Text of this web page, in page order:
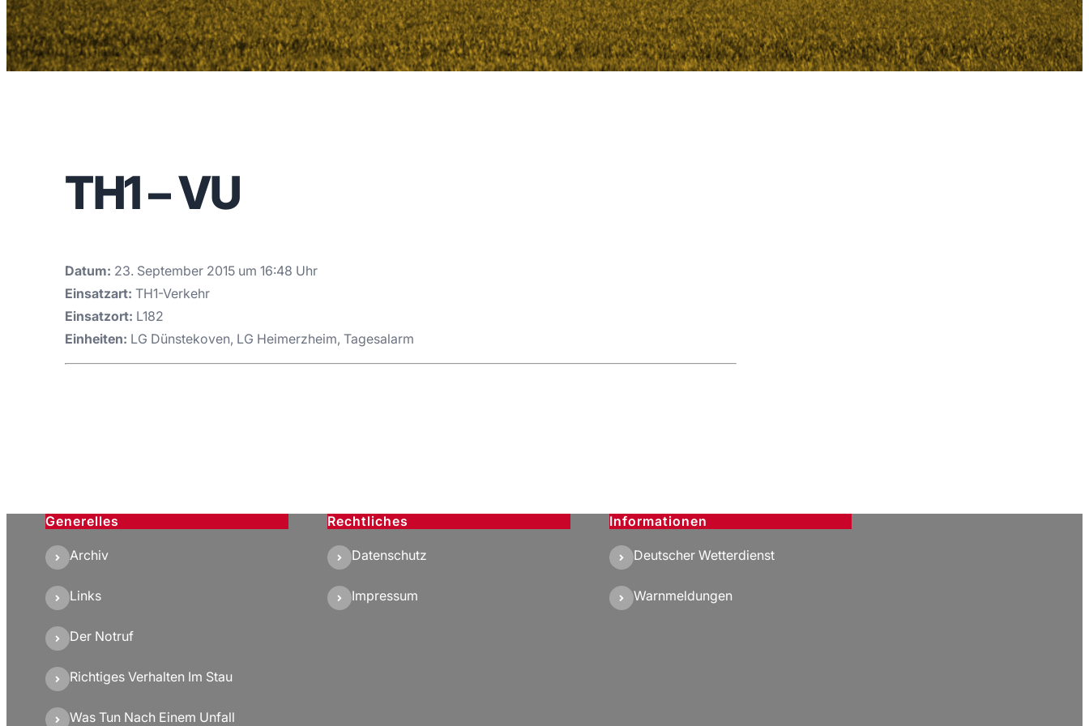
TH1 – VU
Datum: 23. September 2015 um 16:48 Uhr
Einsatzart: TH1-Verkehr
Einsatzort: L182
Einheiten: LG Dünstekoven, LG Heimerzheim, Tagesalarm
Generelles
Archiv
Links
Der Notruf
Richtiges Verhalten Im Stau
Was Tun Nach Einem Unfall
Rechtliches
Datenschutz
Impressum
Informationen
Deutscher Wetterdienst
Warnmeldungen